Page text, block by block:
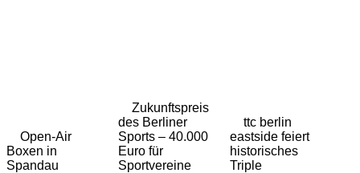
Open-Air
Boxen in
Spandau
Zukunftspreis
des Berliner
Sports – 40.000
Euro für
Sportvereine
ttc berlin
eastside feiert
historisches
Triple